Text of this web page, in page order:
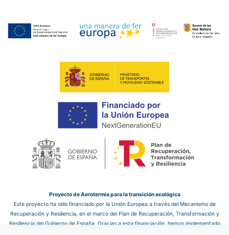
Proyecto de Aerotermia para la transición ecológica
Este proyecto ha sido financiado por la Unión Europea a través del Mecanismo de
Recuperación y Resiliencia, en el marco del Plan de Recuperación, Transformación y
Resiliencia del Gobierno de España. Gracias a esta financiación, hemos implementado